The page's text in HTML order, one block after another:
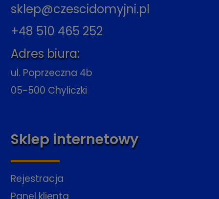
sklep@czescidomyjni.pl
+48 510 465 252
Adres biura:
ul. Poprzeczna 4b
05-500 Chyliczki
Sklep internetowy
Rejestracja
Panel klienta